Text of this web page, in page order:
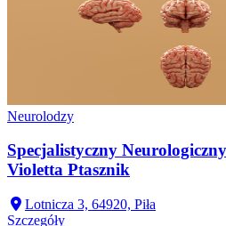
Neurolodzy
Specjalistyczny
Violetta Ptasznik
Lotnicza 3, 64920, Piła
Szczegóły